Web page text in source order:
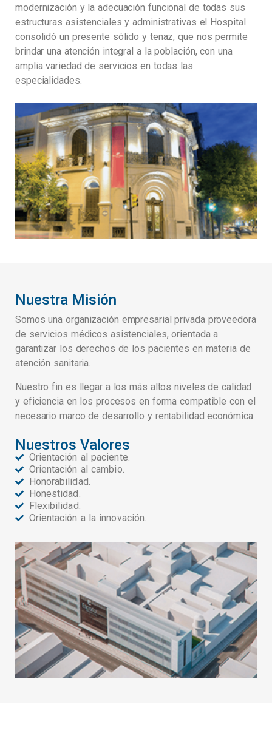
modernización y la adecuación funcional de todas sus
estructuras asistenciales y administrativas el Hospital
consolidó un presente sólido y tenaz, que nos permite
brindar una atención integral a la población, con una
amplia variedad de servicios en todas las
especialidades.
Nuestra Misión
Somos una organización empresarial privada proveedora
de servicios médicos asistenciales, orientada a
garantizar los derechos de los pacientes en materia de
atención sanitaria.
Nuestro fin es llegar a los más altos niveles de calidad
y eficiencia en los procesos en forma compatible con el
necesario marco de desarrollo y rentabilidad económica.
Nuestros Valores
Orientación al paciente.
Orientación al cambio.
Honorabilidad.
Honestidad.
Flexibilidad.
Orientación a la innovación.